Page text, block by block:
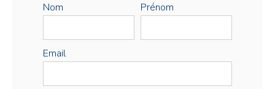
Nom Prénom
Email